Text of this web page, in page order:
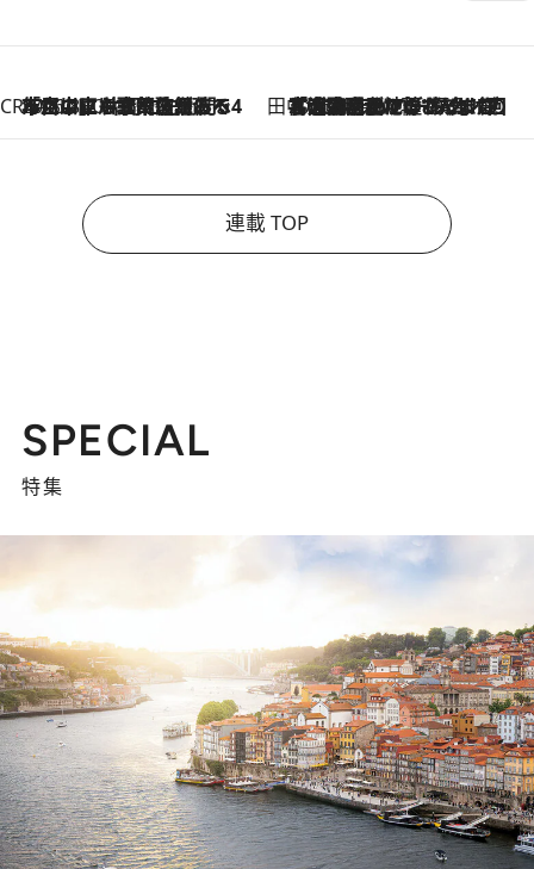
CREA'S CHOICE
2026.8.7
「立川にも歌舞伎があるんだよ」 片岡仁左衛門・市川中車ら豪華座組みで4年目の立川立飛歌舞伎へ 田中稲の勝手に再ブーム
2026.8.7
「湘南乃風に憧れて」観客大盛上がりの“タオル回し”に、ラッパー顔負けの高速歌唱まで…さだまさし（74）のアグレッシブすぎる現在地
連載 TOP
SPECIAL
特集